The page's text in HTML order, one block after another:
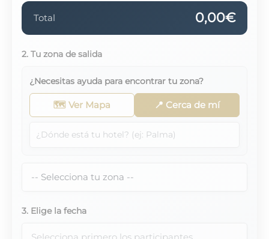
Total 0,00€
2. Tu zona de salida
¿Necesitas ayuda para encontrar tu zona?
🗺️ Ver Mapa 📍 Cerca de mí
3. Elige la fecha